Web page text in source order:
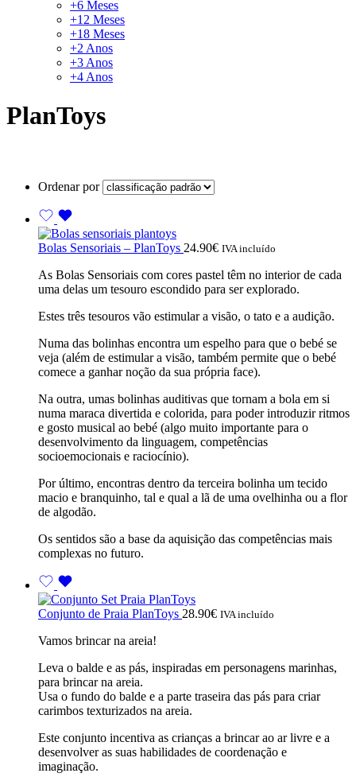
+6 Meses
+12 Meses
+18 Meses
+2 Anos
+3 Anos
+4 Anos
PlanToys
Ordenar por
Bolas Sensoriais – PlanToys 24.90€ IVA incluído
As Bolas Sensoriais com cores pastel têm no interior de cada
uma delas um tesouro escondido para ser explorado.
Estes três tesouros vão estimular a visão, o tato e a audição.
Numa das bolinhas encontra um espelho para que o bebé se
veja (além de estimular a visão, também permite que o bebé
comece a ganhar noção da sua própria face).
Na outra, umas bolinhas auditivas que tornam a bola em si
numa maraca divertida e colorida, para poder introduzir ritmos
e gosto musical ao bebé (algo muito importante para o
desenvolvimento da linguagem, competências
socioemocionais e raciocínio).
Por último, encontras dentro da terceira bolinha um tecido
macio e branquinho, tal e qual a lã de uma ovelhinha ou a flor
de algodão.
Os sentidos são a base da aquisição das competências mais
complexas no futuro.
Conjunto de Praia PlanToys 28.90€ IVA incluído
Vamos brincar na areia!
Leva o balde e as pás, inspiradas em personagens marinhas,
para brincar na areia.
Usa o fundo do balde e a parte traseira das pás para criar
carimbos texturizados na areia.
Este conjunto incentiva as crianças a brincar ao ar livre e a
desenvolver as suas habilidades de coordenação e
imaginação.